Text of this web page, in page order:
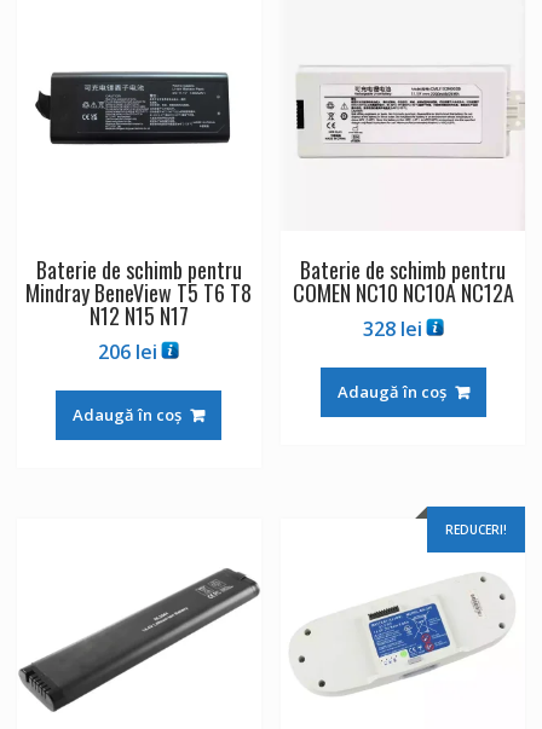
Baterie de schimb pentru
Mindray BeneView T5 T6 T8
N12 N15 N17
206 lei
Adaugă în coș
Baterie de schimb pentru
COMEN NC10 NC10A NC12A
328 lei
Adaugă în coș
REDUCERI!